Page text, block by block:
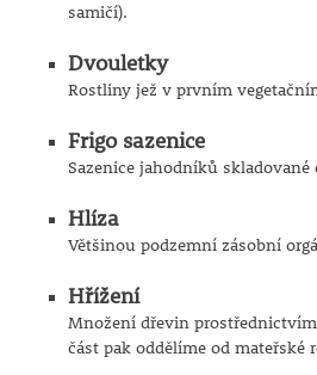
samičí).
Dvouletky
Rostliny jež v prvním
Frigo sazenice
Sazenice jahodníků
Hlíza
Většinou podzemní zásobní
Hřížení
Množení dřevin
část pak oddělíme od mateřské